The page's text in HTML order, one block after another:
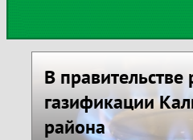
В правительстве
газификации
района